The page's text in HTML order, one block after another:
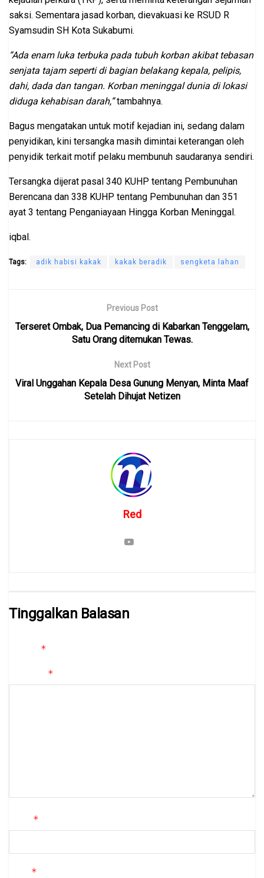
saksi. Sementara jasad korban, dievakuasi ke RSUD R
Syamsudin SH Kota Sukabumi.
“Ada enam luka terbuka pada tubuh korban akibat tebasan
senjata tajam seperti di bagian belakang kepala, pelipis,
dahi, dada dan tangan. Korban meninggal dunia di lokasi
diduga kehabisan darah,”tambahnya.
Bagus mengatakan untuk motif kejadian ini, sedang dalam
penyidikan, kini tersangka masih dimintai keterangan oleh
penyidik terkait motif pelaku membunuh saudaranya sendiri.
Tersangka dijerat pasal 340 KUHP tentang Pembunuhan
Berencana dan 338 KUHP tentang Pembunuhan dan 351
ayat 3 tentang Penganiayaan Hingga Korban Meninggal.
iqbal.
Tags: adik habisi kakak kakak beradik sengketa lahan
Previous Post
Terseret Ombak, Dua Pemancing di Kabarkan Tenggelam,
Satu Orang ditemukan Tewas.
Next Post
Viral Unggahan Kepala Desa Gunung Menyan, Minta Maaf
Setelah Dihujat Netizen
Red
Tinggalkan Balasan
*
*
*
*